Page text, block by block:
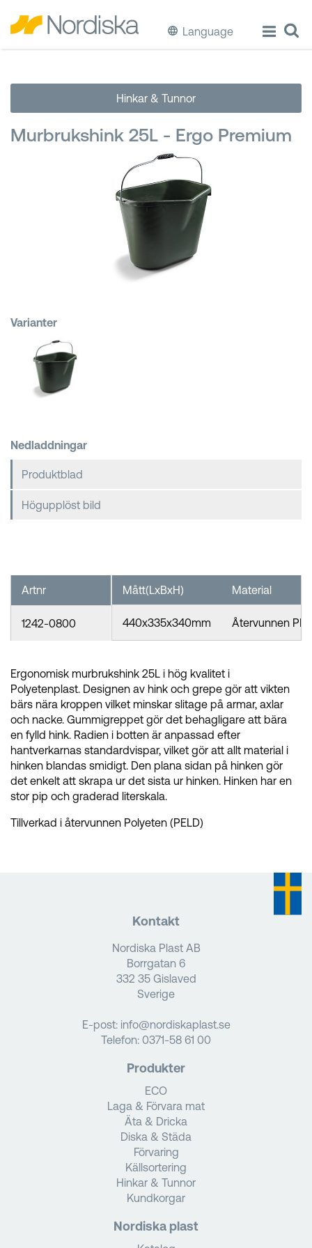
Language
Laga & Förvara mat
Äta & Dricka
Diska & Städa
Hinkar & Tunnor
Murbrukshink 25L - Ergo Premium
Varianter
Nedladdningar
Produktblad
Högupplöst bild
Mått(LxBxH) Material
440x335x340mm Återvunnen
Artnr
1242-0800
Ergonomisk murbrukshink 25L i hög kvalitet i
Polyetenplast. Designen av hink och grepe gör att vikten
bärs nära kroppen vilket minskar slitage på armar, axlar
och nacke. Gummigreppet gör det behagligare att bära
en fylld hink. Radien i botten är anpassad efter
hantverkarnas standardvispar, vilket gör att allt material i
hinken blandas smidigt. Den plana sidan på hinken gör
det enkelt att skrapa ur det sista ur hinken. Hinken har en
stor pip och graderad literskala.
Tillverkad i återvunnen Polyeten (PELD)
Kontakt
Nordiska Plast AB
Borrgatan 6
332 35 Gislaved
Sverige
E-post: info@nordiskaplast.se
Telefon: 0371-58 61 00
Produkter
ECO
Laga & Förvara mat
Äta & Dricka
Diska & Städa
Förvaring
Källsortering
Hinkar & Tunnor
Kundkorgar
Nordiska plast